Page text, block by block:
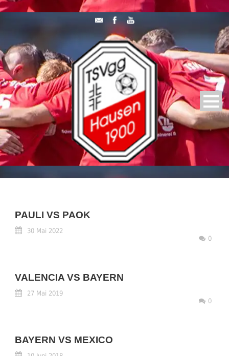
PAULI VS PAOK
30 Mai 2022
0
VALENCIA VS BAYERN
27 Mai 2019
0
BAYERN VS MEXICO